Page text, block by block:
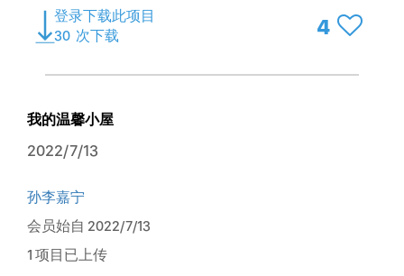
登录下载此项目
30 次下载 4
我的温馨小屋
2022/7/13
孙李嘉宁
会员始自 2022/7/13
1 项目已上传